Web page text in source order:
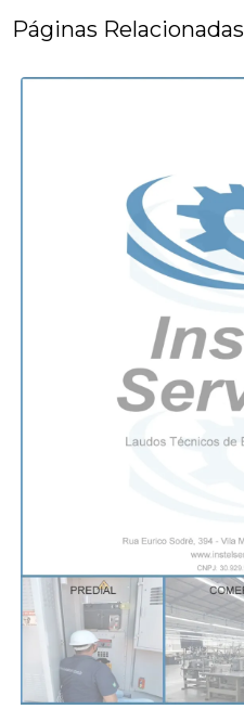
Páginas Relacionadas